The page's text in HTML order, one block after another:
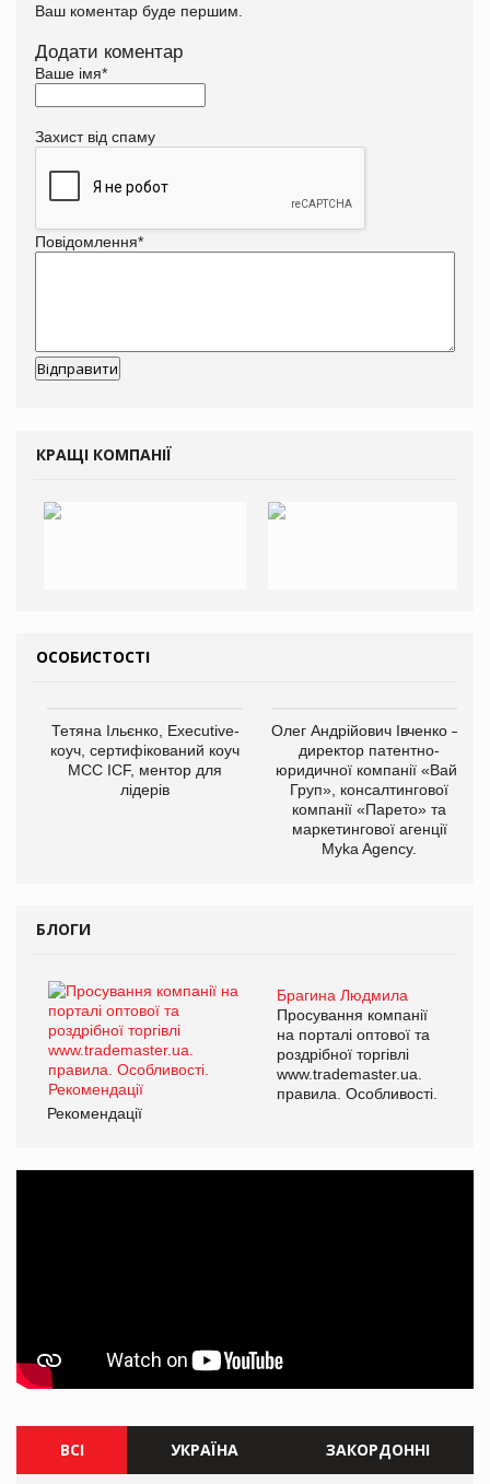
Ваш коментар буде першим.
Додати коментар
Ваше імя*
Захист від спаму
Повідомлення*
КРАЩІ КОМПАНІЇ
ОСОБИСТОСТІ
Тетяна Ільєнко, Executive-
коуч, сертифікований коуч
МСС ICF, ментор для
лідерів
Олег Андрійович Івченко —
директор патентно-
юридичної компанії «Вайз
Груп», консалтингової
компанії «Парето» та
маркетингової агенції
Myka Agency.
БЛОГИ
Брагина Людмила
Просування компанії
на порталі оптової та
роздрібної торгівлі
www.trademaster.ua.
правила. Особливості.
Рекомендації
ВСІ УКРАЇНА ЗАКОРДОННІ